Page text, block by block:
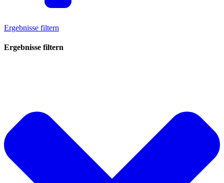
Ergebnisse filtern
Ergebnisse filtern